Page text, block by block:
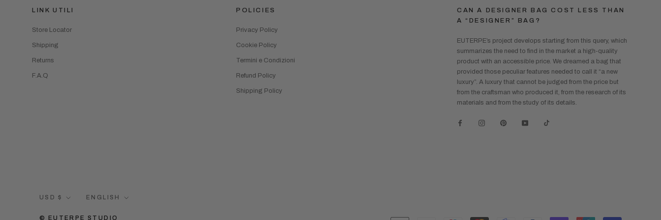
LINK UTILI
Store Locator
Shipping
Returns
F.A.Q
POLICIES
Privacy Policy
Cookie Policy
Termini e Condizioni
Refund Policy
Shipping Policy
CAN A DESIGNER BAG COST LESS THAN
A “DESIGNER” BAG?
EUTERPE’s project develops starting from this query, which
summarizes the need to find in the market a high-quality
product with an accessible price. We dreamed a bag that
provided those peculiar features needed to call it “a new
luxury”. A luxury that cannot be judged from the price but
from the craftsman who produced it, from the research of its
materials and from the study of its details.
Currency
USD $ Language
ENGLISH
© EUTERPE STUDIO